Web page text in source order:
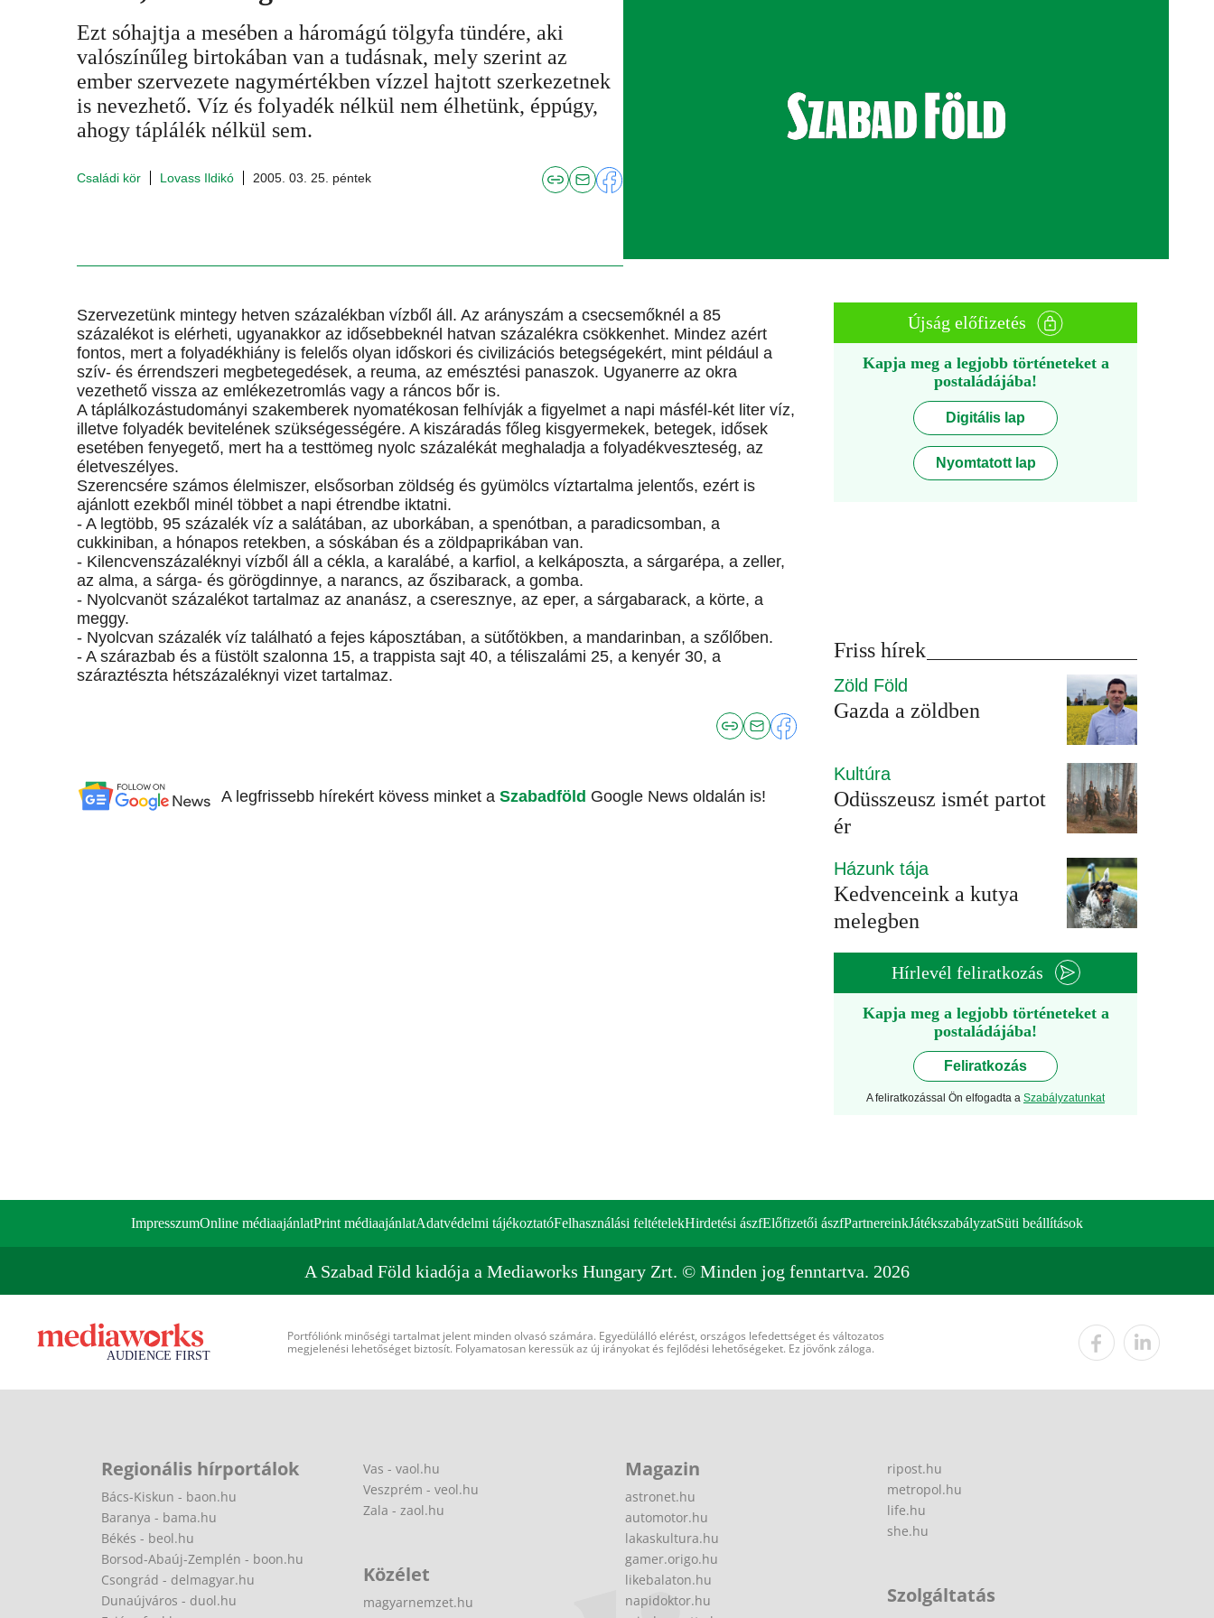
Ezt sóhajtja a mesében a háromágú tölgyfa tündére, aki
valószínűleg birtokában van a tudásnak, mely szerint az
ember szervezete nagymértékben vízzel hajtott szerkezetnek
is nevezhető. Víz és folyadék nélkül nem élhetünk, éppúgy,
ahogy táplálék nélkül sem.
Családi kör Lovass Ildikó 2005. 03. 25. péntek
Szervezetünk mintegy hetven százalékban vízből áll. Az arányszám a csecsemőknél a 85
százalékot is elérheti, ugyanakkor az idősebbeknél hatvan százalékra csökkenhet. Mindez azért
fontos, mert a folyadékhiány is felelős olyan időskori és civilizációs betegségekért, mint például a
szív- és érrendszeri megbetegedések, a reuma, az emésztési panaszok. Ugyanerre az okra
vezethető vissza az emlékezetromlás vagy a ráncos bőr is.
A táplálkozástudományi szakemberek nyomatékosan felhívják a figyelmet a napi másfél-két liter víz,
illetve folyadék bevitelének szükségességére. A kiszáradás főleg kisgyermekek, betegek, idősek
esetében fenyegető, mert ha a testtömeg nyolc százalékát meghaladja a folyadékveszteség, az
életveszélyes.
Szerencsére számos élelmiszer, elsősorban zöldség és gyümölcs víztartalma jelentős, ezért is
ajánlott ezekből minél többet a napi étrendbe iktatni.
- A legtöbb, 95 százalék víz a salátában, az uborkában, a spenótban, a paradicsomban, a
cukkiniban, a hónapos retekben, a sóskában és a zöldpaprikában van.
- Kilencvenszázaléknyi vízből áll a cékla, a karalábé, a karfiol, a kelkáposzta, a sárgarépa, a zeller,
az alma, a sárga- és görögdinnye, a narancs, az őszibarack, a gomba.
- Nyolcvanöt százalékot tartalmaz az ananász, a cseresznye, az eper, a sárgabarack, a körte, a
meggy.
- Nyolcvan százalék víz található a fejes káposztában, a sütőtökben, a mandarinban, a szőlőben.
- A szárazbab és a füstölt szalonna 15, a trappista sajt 40, a téliszalámi 25, a kenyér 30, a
száraztészta hétszázaléknyi vizet tartalmaz.
A legfrissebb hírekért kövess minket a Szabadföld Google News oldalán is!
Újság előfizetés
Kapja meg a legjobb történeteket a
postaládájába!
Digitális lap
Nyomtatott lap
Friss hírek
Zöld Föld
Gazda a zöldben
Kultúra
Odüsszeusz ismét partot
ér
Házunk tája
Kedvenceink a kutya
melegben
Hírlevél feliratkozás
Kapja meg a legjobb történeteket a
postaládájába!
Feliratkozás
A feliratkozással Ön elfogadta a Szabályzatunkat
ImpresszumOnline médiaajánlatPrint médiaajánlatAdatvédelmi tájékoztatóFelhasználási feltételekHirdetési ászfElőfizetői ászfPartnereinkJátékszabályzatSüti beállítások
A Szabad Föld kiadója a Mediaworks Hungary Zrt. © Minden jog fenntartva. 2026
Portfóliónk minőségi tartalmat jelent minden olvasó számára. Egyedülálló elérést, országos lefedettséget és változatos
megjelenési lehetőséget biztosít. Folyamatosan keressük az új irányokat és fejlődési lehetőségeket. Ez jövőnk záloga.
Regionális hírportálok
Bács-Kiskun - baon.hu
Baranya - bama.hu
Békés - beol.hu
Borsod-Abaúj-Zemplén - boon.hu
Csongrád - delmagyar.hu
Dunaújváros - duol.hu
Vas - vaol.hu
Veszprém - veol.hu
Zala - zaol.hu
Közélet
magyarnemzet.hu
Magazin
astronet.hu
automotor.hu
lakaskultura.hu
gamer.origo.hu
likebalaton.hu
napidoktor.hu
ripost.hu
metropol.hu
life.hu
she.hu
Szolgáltatás